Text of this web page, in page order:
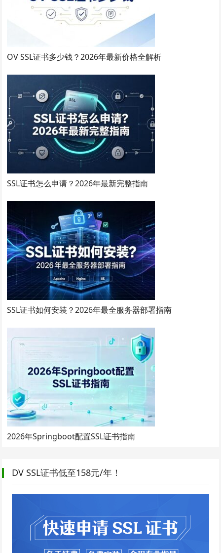
OV SSL证书多少钱？2026年最新价格全解析
SSL证书怎么申请？2026年最新完整指南
SSL证书如何安装？2026年最全服务器部署指南
2026年Springboot配置SSL证书指南
DV SSL证书低至158元/年！